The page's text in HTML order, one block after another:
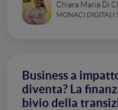
Chiara Maria Di
MONACI DIGITALI
Business a
diventa? La
bivio della